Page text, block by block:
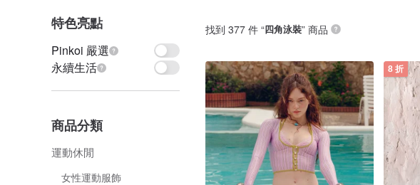
特色亮點
Pinkoi 嚴選
永續生活
商品分類
運動休閒
女性運動服飾
找到 377 件 “四角泳裝” 商品
8 折